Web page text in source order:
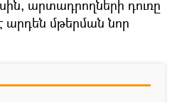
արտադրողների դուռը
արդեն մթերման նոր